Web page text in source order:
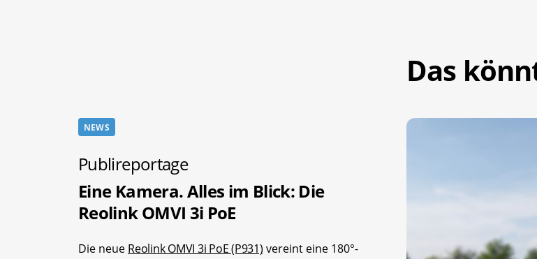
Das
NEWS
Publireportage
Eine Kamera. Alles im Blick: Die
Reolink OMVI 3i PoE
Die neue Reolink OMVI 3i PoE (P931) vereint eine 180°-